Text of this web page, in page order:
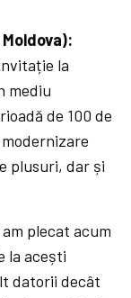
la
mediu
de 100 de
plusuri, dar și
plecat acum
la acești
datorii decât